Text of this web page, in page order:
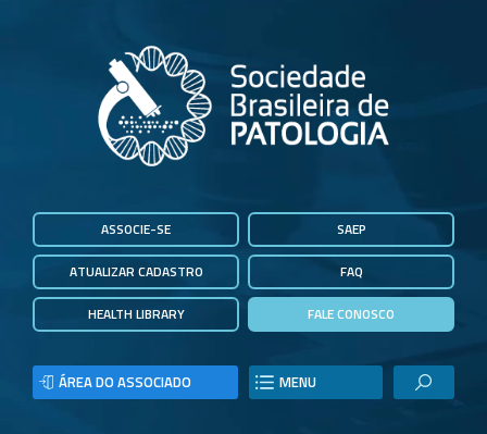
ASSOCIE-SE
ATUALIZAR CADASTRO
HEALTH LIBRARY
SAEP
FAQ
FALE CONOSCO
ÁREA DO ASSOCIADO MENU